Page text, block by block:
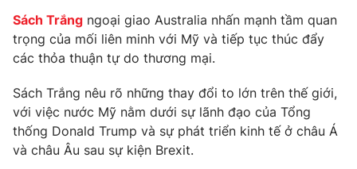
Câu chuyện quốc tế
Tài chính
Thị trường
Góc doanh nghiệp
Dữ liệu và đời sống
Phim VTV
Hậu trường
Giải trí
Điện ảnh
Sách Trắng ngoại giao Australia nhấn mạnh tầm quan
trọng của mối liên minh với Mỹ và tiếp tục thúc đẩy
các thỏa thuận tự do thương mại.
Sách Trắng nêu rõ những thay đổi to lớn trên thế giới,
với việc nước Mỹ nằm dưới sự lãnh đạo của Tổng
thống Donald Trump và sự phát triển kinh tế ở châu Á
và châu Âu sau sự kiện Brexit.